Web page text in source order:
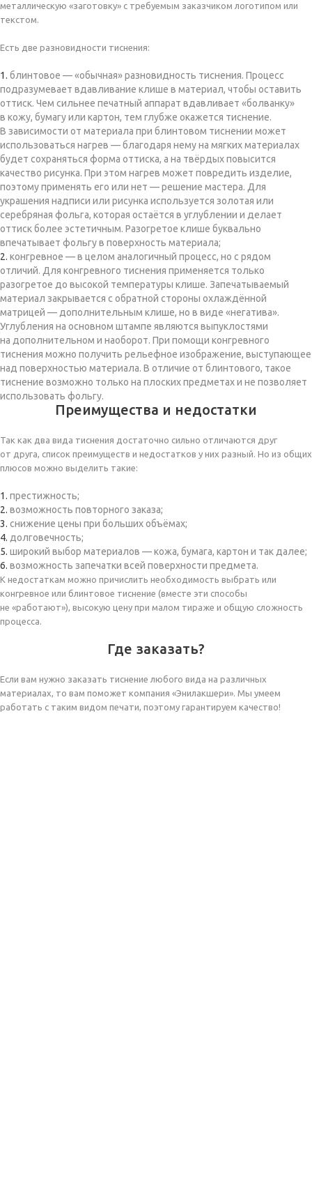
металлическую «заготовку» с требуемым заказчиком логотипом или
текстом.
Есть две разновидности тиснения:
блинтовое — «обычная» разновидность тиснения. Процесс
подразумевает вдавливание клише в материал, чтобы оставить
оттиск. Чем сильнее печатный аппарат вдавливает «болванку»
в кожу, бумагу или картон, тем глубже окажется тиснение.
В зависимости от материала при блинтовом тиснении может
использоваться нагрев — благодаря нему на мягких материалах
будет сохраняться форма оттиска, а на твёрдых повысится
качество рисунка. При этом нагрев может повредить изделие,
поэтому применять его или нет — решение мастера. Для
украшения надписи или рисунка используется золотая или
серебряная фольга, которая остаётся в углублении и делает
оттиск более эстетичным. Разогретое клише буквально
впечатывает фольгу в поверхность материала;
конгревное — в целом аналогичный процесс, но с рядом
отличий. Для конгревного тиснения применяется только
разогретое до высокой температуры клише. Запечатываемый
материал закрывается с обратной стороны охлаждённой
матрицей — дополнительным клише, но в виде «негатива».
Углубления на основном штампе являются выпуклостями
на дополнительном и наоборот. При помощи конгревного
тиснения можно получить рельефное изображение, выступающее
над поверхностью материала. В отличие от блинтового, такое
тиснение возможно только на плоских предметах и не позволяет
использовать фольгу.
Преимущества и недостатки
Так как два вида тиснения достаточно сильно отличаются друг
от друга, список преимуществ и недостатков у них разный. Но из общих
плюсов можно выделить такие:
престижность;
возможность повторного заказа;
снижение цены при больших объёмах;
долговечность;
широкий выбор материалов — кожа, бумага, картон и так далее;
возможность запечатки всей поверхности предмета.
К недостаткам можно причислить необходимость выбрать или
конгревное или блинтовое тиснение (вместе эти способы
не «работают»), высокую цену при малом тираже и общую сложность
процесса.
Где заказать?
Если вам нужно заказать тиснение любого вида на различных
материалах, то вам поможет компания «Энилакшери». Мы умеем
работать с таким видом печати, поэтому гарантируем качество!